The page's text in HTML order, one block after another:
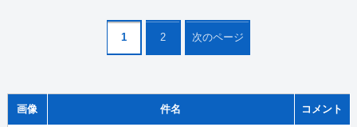
1 2 次のページ
画像 件名 コメント